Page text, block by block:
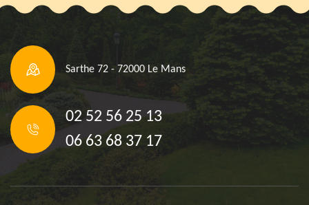
Sarthe 72 - 72000 Le Mans
02 52 56 25 13
06 63 68 37 17